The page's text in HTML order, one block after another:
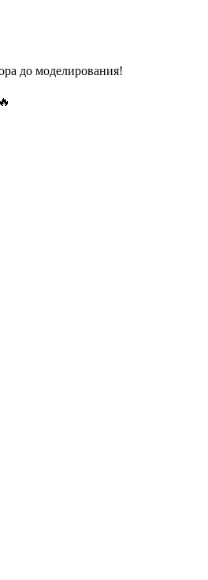
до моделирования!
🔥